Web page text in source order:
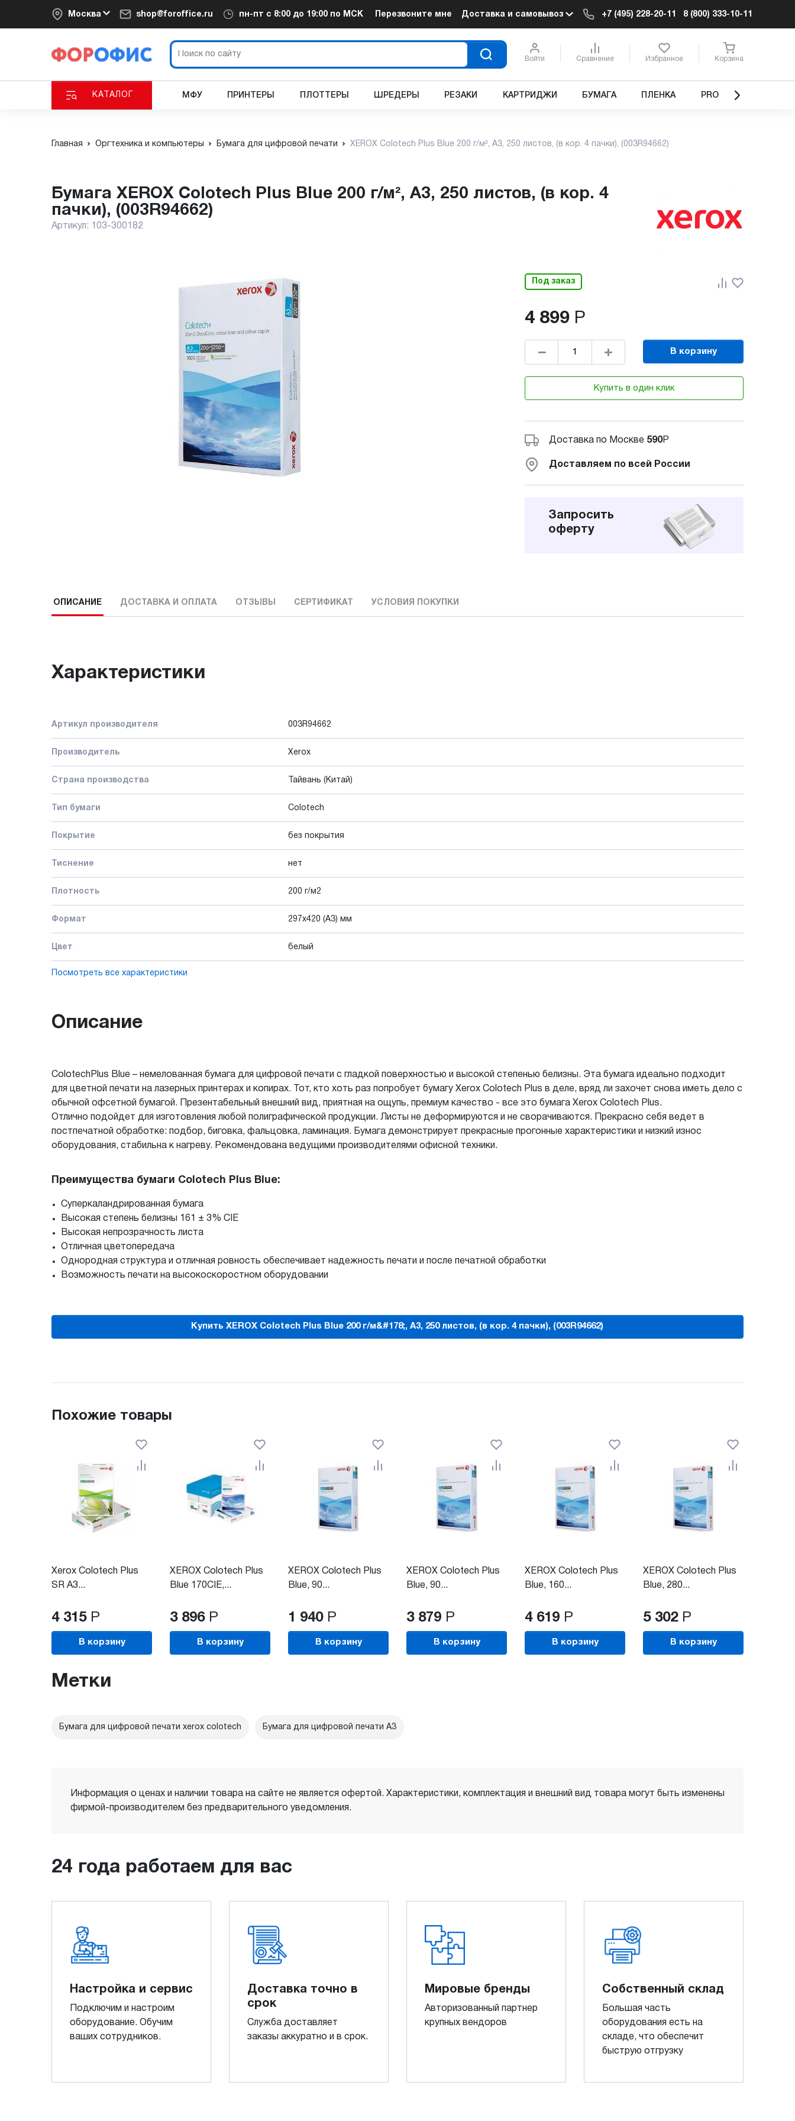
Москва shop@foroffice.ru пн-пт с 8:00 до 19:00 по МСК Перезвоните мне Доставка и самовывоз +7 (495) 228-20-11 8 (800) 333-10-11
Войти Сравнение Избранное Корзина
КАТАЛОГ МФУ ПРИНТЕРЫ ПЛОТТЕРЫ ШРЕДЕРЫ РЕЗАКИ КАРТРИДЖИ БУМАГА ПЛЕНКА PRO
Главная Оргтехника и компьютеры Бумага для цифровой печати XEROX Colotech Plus Blue 200 г/м², A3, 250 листов, (в кор. 4 пачки), (003R94662)
Бумага XEROX Colotech Plus Blue 200 г/м², A3, 250 листов, (в кор. 4
пачки), (003R94662)
Артикул: 103-300182
Под заказ
4 899 Р
В корзину
Купить в один клик
Доставка по Москве 590Р
Доставляем по всей России
Запросить
оферту
ОПИСАНИЕ ДОСТАВКА И ОПЛАТА ОТЗЫВЫ СЕРТИФИКАТ УСЛОВИЯ ПОКУПКИ
Характеристики
Артикул производителя 003R94662
Производитель Xerox
Страна производства Тайвань (Китай)
Тип бумаги Colotech
Покрытие без покрытия
Тиснение нет
Плотность 200 г/м2
Формат 297x420 (А3) мм
Цвет белый
Посмотреть все характеристики
Описание
ColotechPlus Blue – немелованная бумага для цифровой печати c гладкой поверхностью и высокой степенью белизны. Эта бумага идеально подходит
для цветной печати на лазерных принтерах и копирах. Тот, кто хоть раз попробует бумагу Xerox Colotech Plus в деле, вряд ли захочет снова иметь дело с
обычной офсетной бумагой. Презентабельный внешний вид, приятная на ощупь, премиум качество - все это бумага Xerox Colotech Plus.
Отлично подойдет для изготовления любой полиграфической продукции. Листы не деформируются и не сворачиваются. Прекрасно себя ведет в
постпечатной обработке: подбор, биговка, фальцовка, ламинация. Бумага демонстрирует прекрасные прогонные характеристики и низкий износ
оборудования, стабильна к нагреву. Рекомендована ведущими производителями офисной техники.
Преимущества бумаги Colotech Plus Blue:
Суперкаландрированная бумага
Высокая степень белизны 161 ± 3% CIE
Высокая непрозрачность листа
Отличная цветопередача
Однородная структура и отличная ровность обеспечивает надежность печати и после печатной обработки
Возможность печати на высокоскоростном оборудовании
Купить XEROX Colotech Plus Blue 200 г/м&#178;, A3, 250 листов, (в кор. 4 пачки), (003R94662)
Похожие товары
Xerox Colotech Plus
SR A3...
4 315 Р
В корзину
XEROX Colotech Plus
Blue 170CIE,...
3 896 Р
В корзину
XEROX Colotech Plus
Blue, 90...
1 940 Р
В корзину
XEROX Colotech Plus
Blue, 90...
3 879 Р
В корзину
XEROX Colotech Plus
Blue, 160...
4 619 Р
В корзину
XEROX Colotech Plus
Blue, 280...
5 302 Р
В корзину
Метки
Бумага для цифровой печати xerox colotech Бумага для цифровой печати A3
Информация о ценах и наличии товара на сайте не является офертой. Характеристики, комплектация и внешний вид товара могут быть изменены
фирмой-производителем без предварительного уведомления.
24 года работаем для вас
Настройка и сервис
Подключим и настроим
оборудование. Обучим
ваших сотрудников.
Доставка точно в
срок
Служба доставляет
заказы аккуратно и в срок.
Мировые бренды
Авторизованный партнер
крупных вендоров
Собственный склад
Большая часть
оборудования есть на
складе, что обеспечит
быструю отгрузку